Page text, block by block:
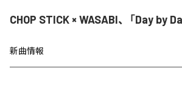
CHOP STICK × WASABI、「Day by
新曲情報